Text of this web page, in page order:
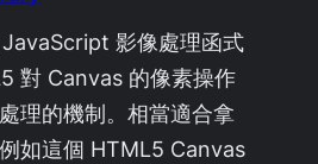
影像處理函式
對 Canvas 的像素操作
理的機制。相當適合拿
如這個 HTML5 Canvas